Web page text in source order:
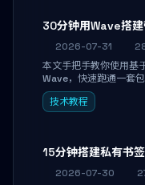
30分钟用Wave搭
2026-07-31
本文手把手教你使用
Wave，快速跑通一套
台管理的完整 SaaS
业务页面开发实战，
技术教程
15分钟搭建私有书
2026-07-30